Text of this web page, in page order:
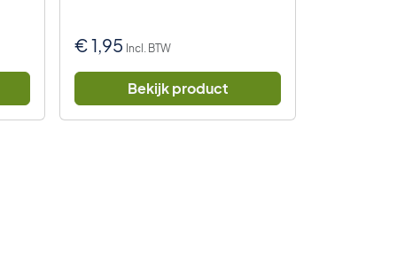
€1,95 Incl. BTW
Bekijk product